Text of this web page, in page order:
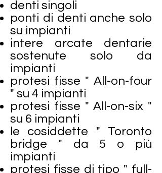
denti singoli
ponti di denti anche solo
su impianti
intere arcate dentarie
sostenute solo da
impianti
protesi fisse " All-on-four
" su 4 impianti
protesi fisse " All-on-six "
su 6 impianti
le cosiddette " Toronto
bridge " da 5 o più
impianti
protesi fisse di tipo " full-